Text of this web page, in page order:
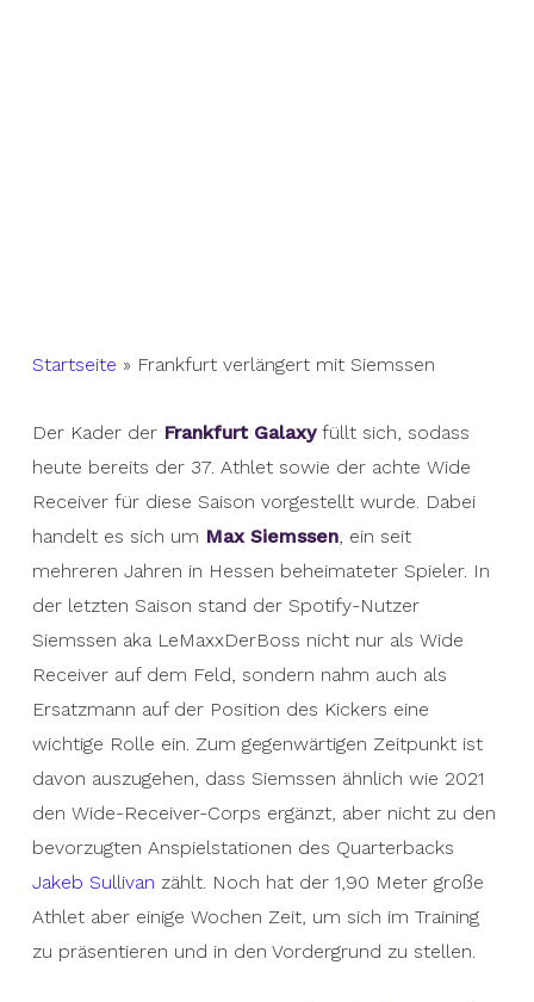
Startseite » Frankfurt verlängert mit Siemssen
Der Kader der Frankfurt Galaxyfüllt sich, sodass
heute bereits der 37. Athlet sowie der achte Wide
Receiver für diese Saison vorgestellt wurde. Dabei
handelt es sich um Max Siemssen, ein seit
mehreren Jahren in Hessen beheimateter Spieler. In
der letzten Saison stand der Spotify-Nutzer
Siemssen aka LeMaxxDerBoss nicht nur als Wide
Receiver auf dem Feld, sondern nahm auch als
Ersatzmann auf der Position des Kickers eine
wichtige Rolle ein. Zum gegenwärtigen Zeitpunkt ist
davon auszugehen, dass Siemssen ähnlich wie 2021
den Wide-Receiver-Corps ergänzt, aber nicht zu den
bevorzugten Anspielstationen des Quarterbacks
Jakeb Sullivan zählt. Noch hat der 1,90 Meter große
Athlet aber einige Wochen Zeit, um sich im Training
zu präsentieren und in den Vordergrund zu stellen.